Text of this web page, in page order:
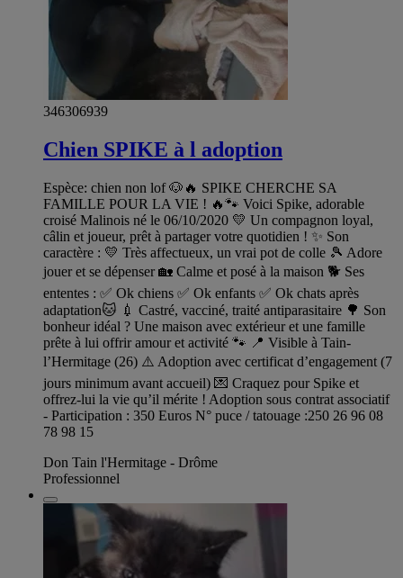
346306939
Chien SPIKE à l adoption
Espèce: chien non lof 🐶🔥 SPIKE CHERCHE SA
FAMILLE POUR LA VIE ! 🔥🐾 Voici Spike, adorable
croisé Malinois né le 06/10/2020 💛 Un compagnon loyal,
câlin et joueur, prêt à partager votre quotidien ! ✨ Son
caractère : 💛 Très affectueux, un vrai pot de colle 🎾 Adore
jouer et se dépenser 🏡 Calme et posé à la maison 🐕 Ses
ententes : ✅ Ok chiens ✅ Ok enfants ✅ Ok chats après
adaptation🐱 💉 Castré, vacciné, traité antiparasitaire 🌳 Son
bonheur idéal ? Une maison avec extérieur et une famille
prête à lui offrir amour et activité 🐾 📍 Visible à Tain-
l’Hermitage (26) ⚠️ Adoption avec certificat d’engagement (7
jours minimum avant accueil) 💌 Craquez pour Spike et
offrez-lui la vie qu’il mérite ! Adoption sous contrat associatif
- Participation : 350 Euros N° puce / tatouage :250 26 96 08
78 98 15
Don Tain l'Hermitage - Drôme
Professionnel